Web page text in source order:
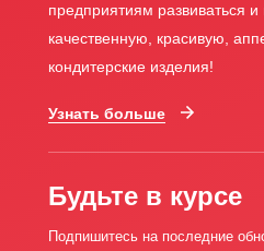
предприятиям развиваться
качественную, красивую,
кондитерские изделия!
Узнать больше
Будьте в курсе
Подпишитесь на последние